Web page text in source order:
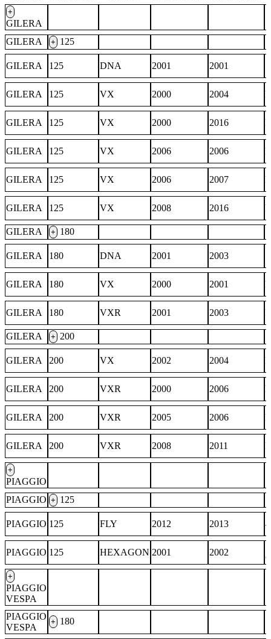
+
GILERA
GILERA
+ 125
GILERA 125 DNA 2001 2001
GILERA 125 VX 2000 2004
GILERA 125 VX 2000 2016
GILERA 125 VX 2006 2006
GILERA 125 VX 2006 2007
GILERA 125 VX 2008 2016
GILERA + 180
GILERA 180 DNA 2001 2003
GILERA 180 VX 2000 2001
GILERA 180 VXR 2001 2003
GILERA + 200
GILERA 200 VX 2002 2004
GILERA 200 VXR 2000 2006
GILERA 200 VXR 2005 2006
GILERA 200 VXR 2008 2011
+
PIAGGIO
PIAGGIO + 125
PIAGGIO 125 FLY 2012 2013
PIAGGIO 125 HEXAGON 2001 2002
+
PIAGGIO
VESPA
PIAGGIO
VESPA
+ 180